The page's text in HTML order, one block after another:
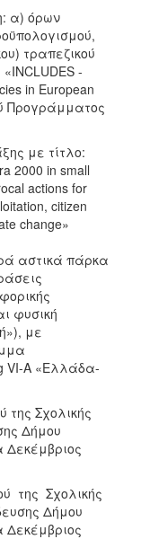
α) όρων
τραπεζικού
-
in European
Προγράμματος
με τίτλο:
2000 in small
actions for
citizen
change»
αστικά πάρκα
φυσική
με
VI-A «Ελλάδα-
της Σχολικής
Δήμου
Δεκέμβριος
της Σχολικής
Δήμου
Δεκέμβριος